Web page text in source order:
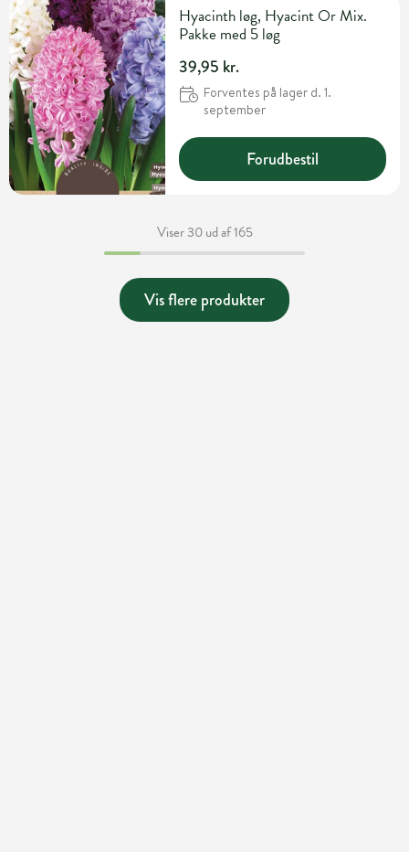
Hyacinth løg, Hyacint Or Mix.
Pakke med 5 løg
39,95 kr.
Forventes på lager d. 1.
september
Forudbestil
Viser 30 ud af 165
Vis flere produkter